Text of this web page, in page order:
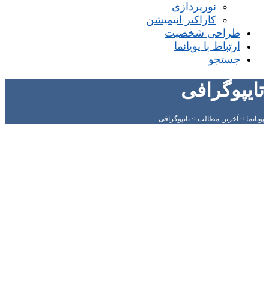
نورپردازی
کاراکتر انیمیشن
طراحی شخصیت
ارتباط با پویانما
جستجو
تایپوگرافی
پویانما > آخرین مطالب > تایپوگرافی